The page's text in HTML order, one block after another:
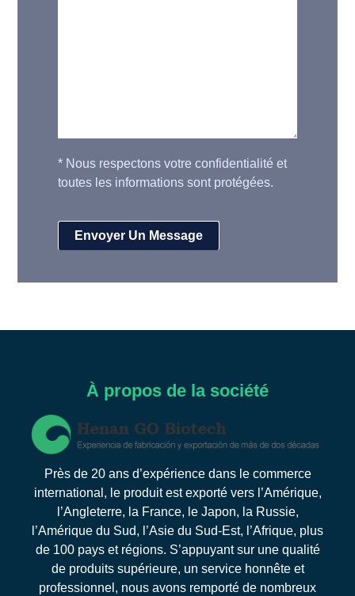
* Nous respectons votre confidentialité et
toutes les informations sont protégées.
À propos de la société
Près de 20 ans d’expérience dans le commerce
international, le produit est exporté vers l’Amérique,
l’Angleterre, la France, le Japon, la Russie,
l’Amérique du Sud, l’Asie du Sud-Est, l’Afrique, plus
de 100 pays et régions. S’appuyant sur une qualité
de produits supérieure, un service honnête et
professionnel, nous avons remporté de nombreux